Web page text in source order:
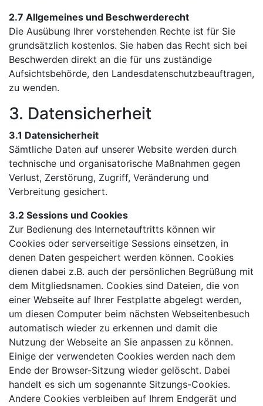
2.7 Allgemeines und Beschwerderecht
Die Ausübung Ihrer vorstehenden Rechte ist für Sie
grundsätzlich kostenlos. Sie haben das Recht sich bei
Beschwerden direkt an die für uns zuständige
Aufsichtsbehörde, den Landesdatenschutzbeauftragen,
zu wenden.
3. Datensicherheit
3.1 Datensicherheit
Sämtliche Daten auf unserer Website werden durch
technische und organisatorische Maßnahmen gegen
Verlust, Zerstörung, Zugriff, Veränderung und
Verbreitung gesichert.
3.2 Sessions und Cookies
Zur Bedienung des Internetauftritts können wir
Cookies oder serverseitige Sessions einsetzen, in
denen Daten gespeichert werden können. Cookies
dienen dabei z.B. auch der persönlichen Begrüßung mit
dem Mitgliedsnamen. Cookies sind Dateien, die von
einer Webseite auf Ihrer Festplatte abgelegt werden,
um diesen Computer beim nächsten Webseitenbesuch
automatisch wieder zu erkennen und damit die
Nutzung der Webseite an Sie anpassen zu können.
Einige der verwendeten Cookies werden nach dem
Ende der Browser-Sitzung wieder gelöscht. Dabei
handelt es sich um sogenannte Sitzungs-Cookies.
Andere Cookies verbleiben auf Ihrem Endgerät und